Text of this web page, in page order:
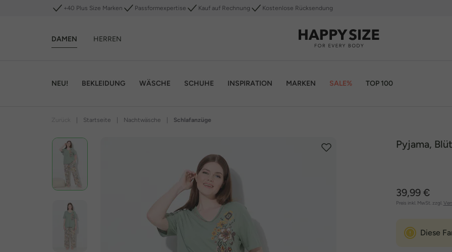
+40 Plus Size Marken Passformexpertise Kauf auf Rechnung Kostenlose Rücksendung
DAMEN HERREN
NEU! BEKLEIDUNG WÄSCHE SCHUHE INSPIRATION MARKEN SALE% TOP 100
Startseite Nachtwäsche Schlafanzüge
Pyjama,
39,99 €
Preis inkl. MwSt. zzgl.
Diese